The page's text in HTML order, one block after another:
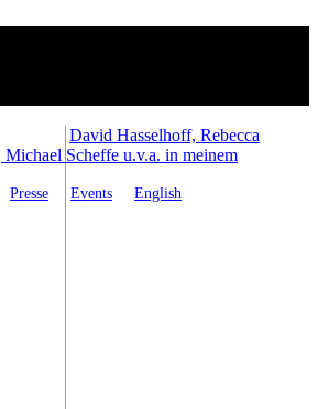
David Hasselhoff, Rebecca
Michael Scheffe u.v.a. in meinem
Presse Events English